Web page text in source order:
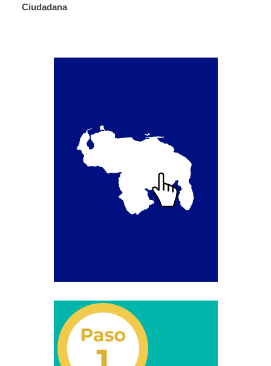
Recaudos y requisitos para cambio de motivo de un
medio publicitario fijo.
Recaudos y requisitos para Estudio de Proyecto
para instalación de medio publicitario (valla
Oficinas a Nivel Nacional
Ciudadana